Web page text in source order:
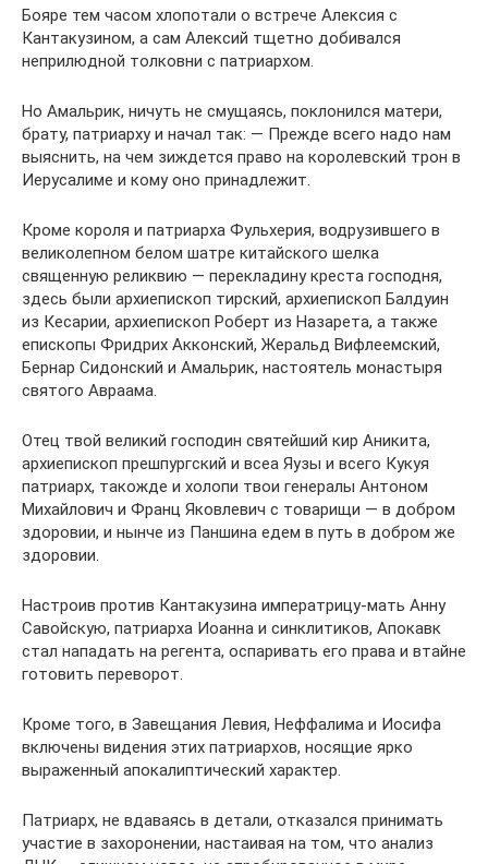
Бояре тем часом хлопотали о встрече Алексия с
Кантакузином, а сам Алексий тщетно добивался
неприлюдной толковни с патриархом.
Но Амальрик, ничуть не смущаясь, поклонился матери,
брату, патриарху и начал так: — Прежде всего надо нам
выяснить, на чем зиждется право на королевский трон в
Иерусалиме и кому оно принадлежит.
Кроме короля и патриарха Фульхерия, водрузившего в
великолепном белом шатре китайского шелка
священную реликвию — перекладину креста господня,
здесь были архиепископ тирский, архиепископ Балдуин
из Кесарии, архиепископ Роберт из Назарета, а также
епископы Фридрих Акконский, Жеральд Вифлеемский,
Бернар Сидонский и Амальрик, настоятель монастыря
святого Авраама.
Отец твой великий господин святейший кир Аникита,
архиепископ прешпургский и всеа Яузы и всего Кукуя
патриарх, такожде и холопи твои генералы Антоном
Михайлович и Франц Яковлевич с товарищи — в добром
здоровии, и нынче из Паншина едем в путь в добром же
здоровии.
Настроив против Кантакузина императрицу-мать Анну
Савойскую, патриарха Иоанна и синклитиков, Апокавк
стал нападать на регента, оспаривать его права и втайне
готовить переворот.
Кроме того, в Завещания Левия, Неффалима и Иосифа
включены видения этих патриархов, носящие ярко
выраженный апокалиптический характер.
Патриарх, не вдаваясь в детали, отказался принимать
участие в захоронении, настаивая на том, что анализ